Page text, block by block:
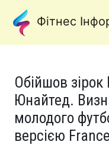
Фітнес
Обійшов
Юнайтед.
молодого
версією